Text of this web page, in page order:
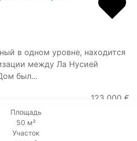
в одном уровне, находится
между Ла Нусией
был...
123 000 €
Площадь
50 м²
Участок